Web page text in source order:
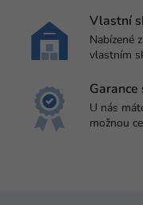
Vlastní
Nabízené
vlastním
Garance
U nás
možnou